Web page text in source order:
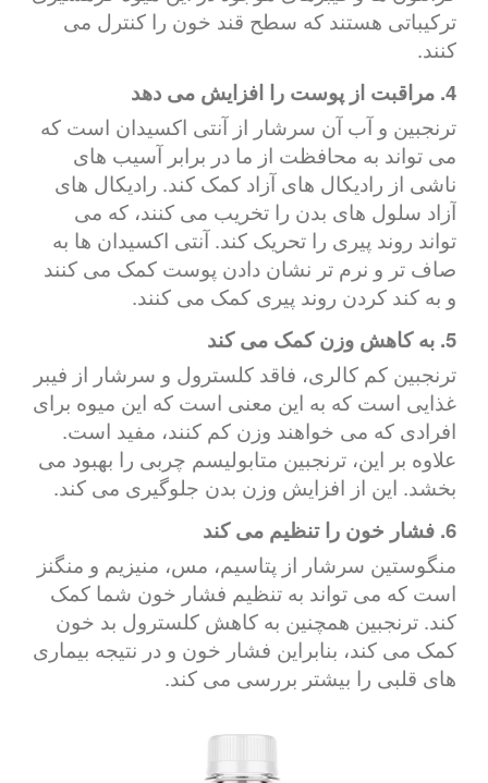
ترکیباتی هستند که سطح قند خون را کنترل می
کنند.
4. مراقبت از پوست را افزایش می دهد
ترنجبین و آب آن سرشار از آنتی اکسیدان است که
می تواند به محافظت از ما در برابر آسیب های
ناشی از رادیکال های آزاد کمک کند. رادیکال های
آزاد سلول های بدن را تخریب می کنند، که می
تواند روند پیری را تحریک کند. آنتی اکسیدان ها به
صاف تر و نرم تر نشان دادن پوست کمک می کنند
و به کند کردن روند پیری کمک می کنند.
5. به کاهش وزن کمک می کند
ترنجبین کم کالری، فاقد کلسترول و سرشار از فیبر
غذایی است که به این معنی است که این میوه برای
افرادی که می خواهند وزن کم کنند، مفید است.
علاوه بر این، ترنجبین متابولیسم چربی را بهبود می
بخشد. این از افزایش وزن بدن جلوگیری می کند.
6. فشار خون را تنظیم می کند
منگوستین سرشار از پتاسیم، مس، منیزیم و منگنز
است که می تواند به تنظیم فشار خون شما کمک
کند. ترنجبین همچنین به کاهش کلسترول بد خون
کمک می کند، بنابراین فشار خون و در نتیجه بیماری
های قلبی را بیشتر بررسی می کند.